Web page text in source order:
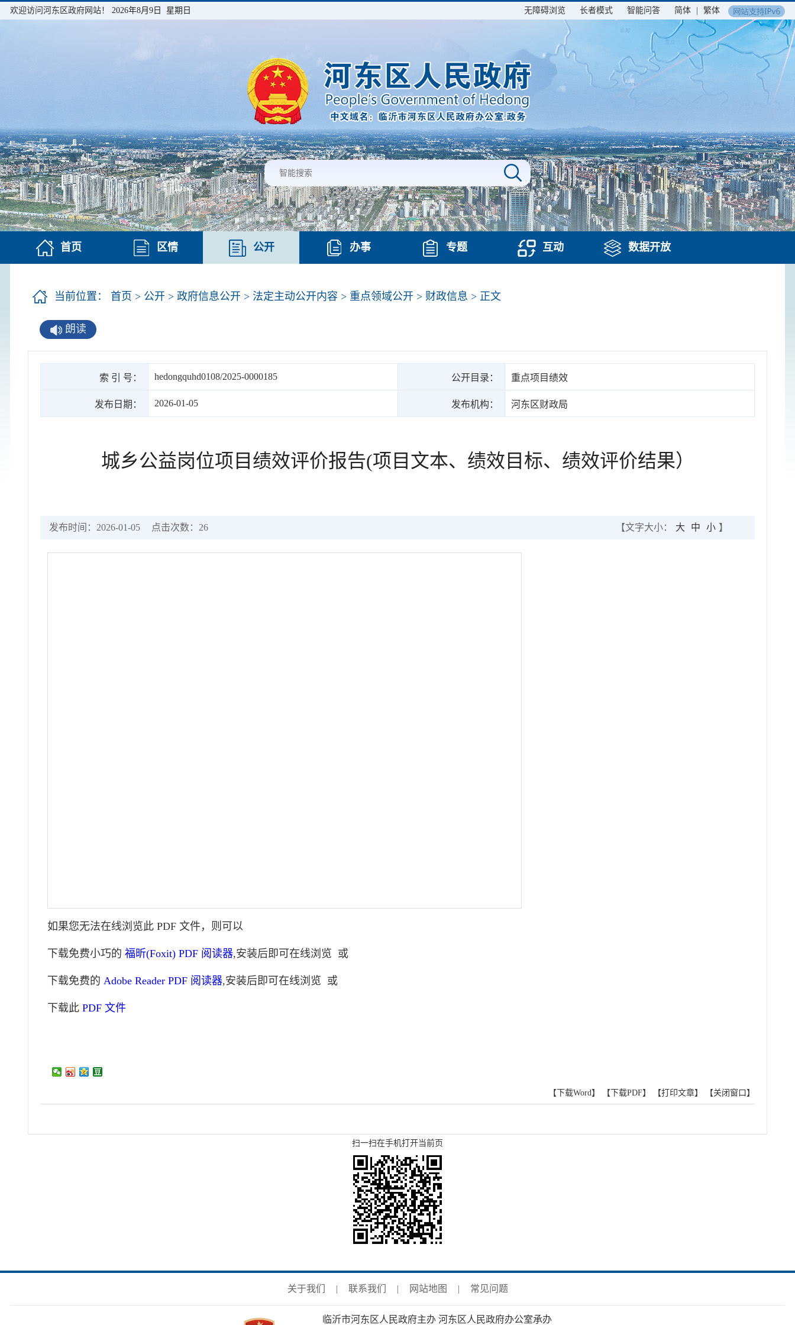
欢迎访问河东区政府网站！ 2026年8月9日 星期日 无障碍浏览 长者模式 智能问答 简体 繁体
首页 区情 公开 办事 专题 互动 数据开放
当前位置： 首页 > 公开 > 政府信息公开 > 法定主动公开内容 > 重点领域公开 > 财政信息 > 正文
朗读
索 引 号： hedongquhd0108/2025-0000185 公开目录： 重点项目绩效
发布日期： 2026-01-05 发布机构： 河东区财政局
城乡公益岗位项目绩效评价报告(项目文本、绩效目标、绩效评价结果）
发布时间：2026-01-05 点击次数： 26 【文字大小： 大 中 小 】
如果您无法在线浏览此 PDF 文件，则可以
下载免费小巧的福昕(Foxit) PDF 阅读器,安装后即可在线浏览 或
下载免费的Adobe Reader PDF 阅读器,安装后即可在线浏览 或
下载此PDF 文件
【下载Word】 【下载PDF】 【打印文章】 【关闭窗口】
扫一扫在手机打开当前页
关于我们 | 联系我们 | 网站地图 | 常见问题
临沂市河东区人民政府主办 河东区人民政府办公室承办